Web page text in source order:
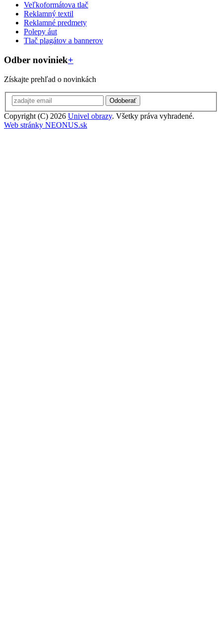
Veľkoformátova tlač
Reklamný textil
Reklamné predmety
Polepy áut
Tlač plagátov a bannerov
Odber noviniek+
Získajte prehľad o novinkách
Odoberať
Copyright (C) 2026 Univel obrazy. Všetky práva vyhradené.
Web stránky NEONUS.sk